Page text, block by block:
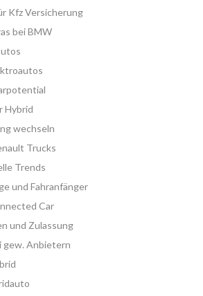
Kfz Versicherung
bei BMW
Hybrid
wechseln
Trucks
Trends
und Fahranfänger
Car
und Zulassung
gew. Anbietern